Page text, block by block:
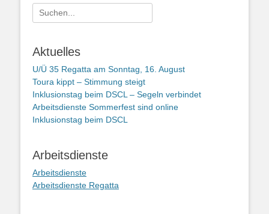
Suchen
nach:
Aktuelles
U/Ü 35 Regatta am Sonntag, 16. August
Toura kippt – Stimmung steigt
Inklusionstag beim DSCL – Segeln verbindet
Arbeitsdienste Sommerfest sind online
Inklusionstag beim DSCL
Arbeitsdienste
Arbeitsdienste
Arbeitsdienste Regatta